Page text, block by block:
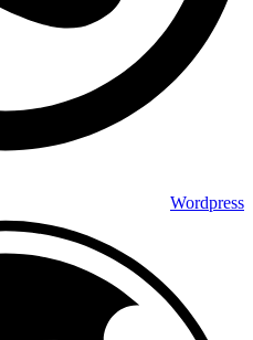
Wordpress